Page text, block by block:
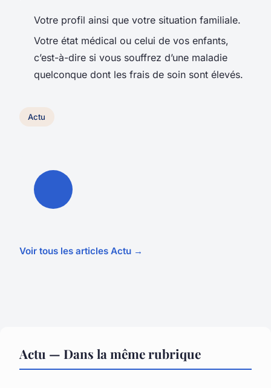
Votre profil ainsi que votre situation familiale.
Votre état médical ou celui de vos enfants,
c’est-à-dire si vous souffrez d’une maladie
quelconque dont les frais de soin sont élevés.
Actu
Voir tous les articles Actu →
Actu — Dans la même rubrique